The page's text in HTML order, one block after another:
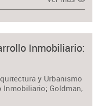
Inmobiliario:
y Urbanismo
Inmobiliario; Goldman,